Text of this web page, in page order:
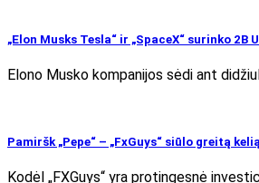
„Elon Musks Tesla“ ir „SpaceX“ surinko 2B
Elono Musko kompanijos sėdi ant
Pamiršk „Pepe“ – „FxGuys“ siūlo greitą
Kodėl „FXGuys“ yra protingesnė